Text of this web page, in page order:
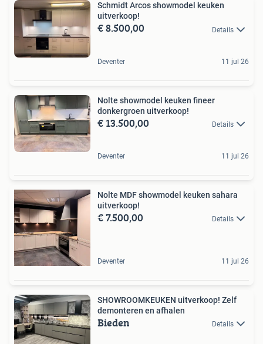
Schmidt Arcos showmodel keuken
uitverkoop!
€ 8.500,00 Details
Deventer 11 jul 26
Nolte showmodel keuken fineer
donkergroen uitverkoop!
€ 13.500,00 Details
Deventer 11 jul 26
Nolte MDF showmodel keuken sahara
uitverkoop!
€ 7.500,00 Details
Deventer 11 jul 26
SHOWROOMKEUKEN uitverkoop! Zelf
demonteren en afhalen
Bieden Details